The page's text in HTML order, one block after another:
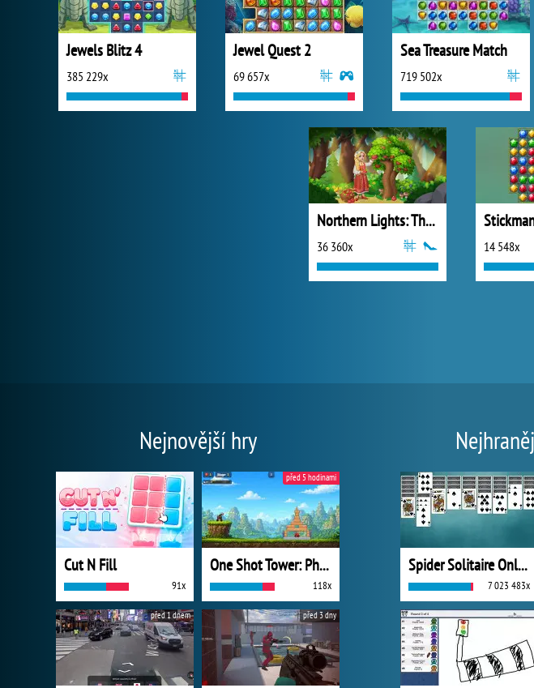
Jewels Blitz 4
385 229x
Jewel Quest 2
69 657x
Sea Treasure Match
719 502x
Northern Lights: The Secret of the Forest
36 360x 14 548x
Nejnovější hry
Cut N Fill
91x
One Shot Tower: Physics Destroyer
118x
před 5 hodinami
před 1 dnem před 3 dny
Spider Solitaire Online
7 023 483x